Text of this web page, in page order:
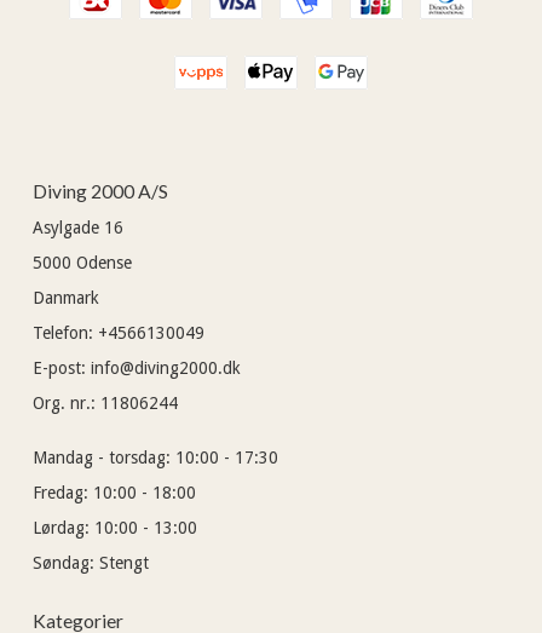
Diving 2000 A/S
Asylgade 16
5000 Odense
Danmark
Telefon: +4566130049
E-post: info@diving2000.dk
Org. nr.: 11806244
Mandag - torsdag: 10:00 - 17:30
Fredag: 10:00 - 18:00
Lørdag: 10:00 - 13:00
Søndag: Stengt
Kategorier